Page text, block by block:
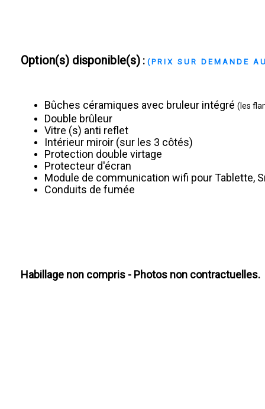
Option(s) disponible(s) : (PRIX SUR DEMANDE
Bûches céramiques avec bruleur intégré (les
Double brûleur
Vitre (s) anti reflet
Intérieur miroir (sur les 3 côtés)
Protection double virtage
Protecteur d'écran
Module de communication wifi pour Tablette,
Conduits de fumée
Habillage non compris - Photos non contractuelles.